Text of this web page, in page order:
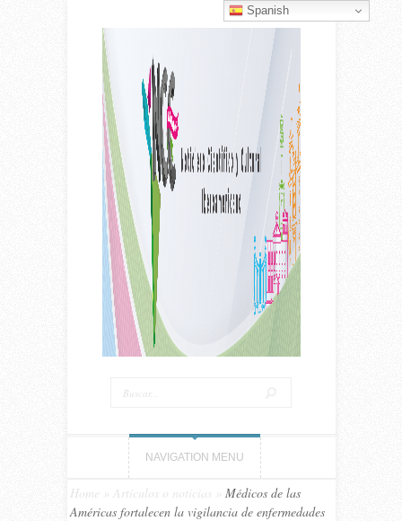
NAVIGATION MENU
Home Artículos o noticias
Médicos de las
Américas fortalecen la vigilancia de enfermedades
Spanish